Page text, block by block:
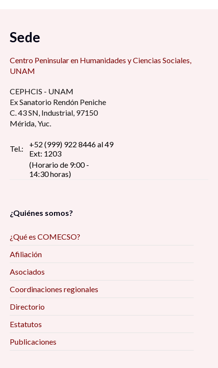
Sede
Centro Peninsular en Humanidades y Ciencias Sociales,
UNAM
CEPHCIS - UNAM
Ex Sanatorio Rendón Peniche
C. 43 SN, Industrial, 97150
Mérida, Yuc.
Tel.:
+52 (999) 922 8446 al 49
Ext: 1203
(Horario de 9:00 -
14:30 horas)
¿Quiénes somos?
¿Qué es COMECSO?
Afiliación
Asociados
Coordinaciones regionales
Directorio
Estatutos
Publicaciones